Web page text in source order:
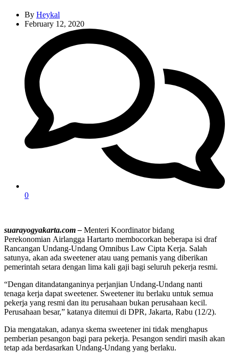
By Heykal
February 12, 2020
0
suarayogyakarta.com – Menteri Koordinator bidang
Perekonomian Airlangga Hartarto membocorkan beberapa isi draf
Rancangan Undang-Undang Omnibus Law Cipta Kerja. Salah
satunya, akan ada sweetener atau uang pemanis yang diberikan
pemerintah setara dengan lima kali gaji bagi seluruh pekerja resmi.
“Dengan ditandatanganinya perjanjian Undang-Undang nanti
tenaga kerja dapat sweetener. Sweetener itu berlaku untuk semua
pekerja yang resmi dan itu perusahaan bukan perusahaan kecil.
Perusahaan besar,” katanya ditemui di DPR, Jakarta, Rabu (12/2).
Dia mengatakan, adanya skema sweetener ini tidak menghapus
pemberian pesangon bagi para pekerja. Pesangon sendiri masih akan
tetap ada berdasarkan Undang-Undang yang berlaku.